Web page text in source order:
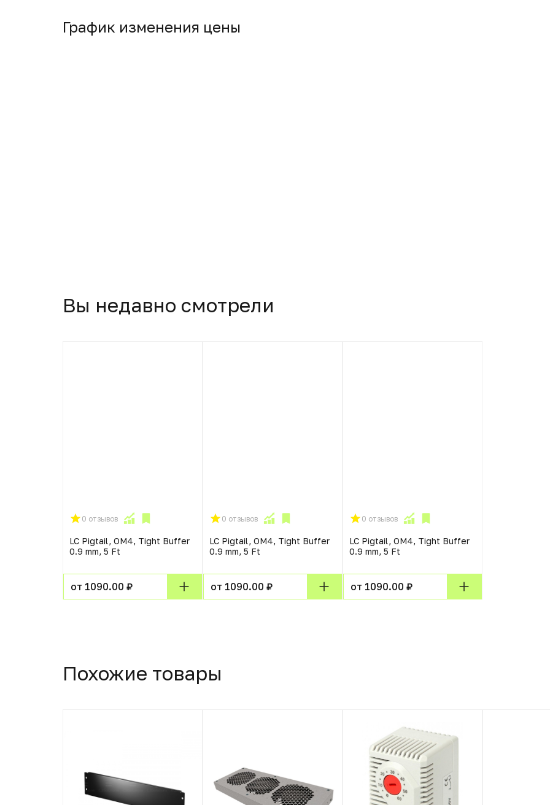
График изменения цены
Вы недавно смотрели
0 отзывов
LC Pigtail, OM4, Tight Buffer
0.9 mm, 5 Ft
от 1090.00 ₽
0 отзывов
LC Pigtail, OM4, Tight Buffer
0.9 mm, 5 Ft
от 1090.00 ₽
0 отзывов
LC Pigtail, OM4, Tight Buffer
0.9 mm, 5 Ft
от 1090.00 ₽
Похожие товары